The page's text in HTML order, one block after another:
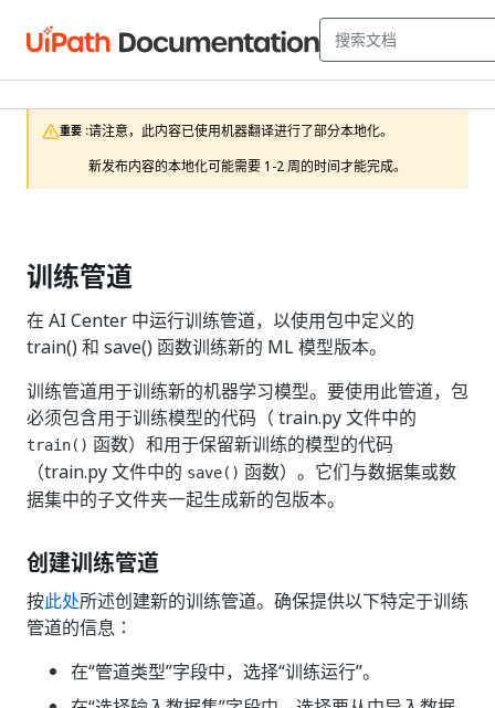
重要 :请注意，此内容已使用机器翻译进行了部分本地化。
新发布内容的本地化可能需要 1-2 周的时间才能完成。
训练管道
在 AI Center 中运行训练管道，以使用包中定义的
train() 和 save() 函数训练新的 ML 模型版本。
训练管道用于训练新的机器学习模型。要使用此管道，包
必须包含用于训练模型的代码（ train.py文件中的
train() 函数）和用于保留新训练的模型的代码
（train.py文件中的 save() 函数）。它们与数据集或数
据集中的子文件夹一起生成新的包版本。
创建训练管道
按此处所述创建新的训练管道。确保提供以下特定于训练
管道的信息：
在“管道类型”字段中，选择“训练运行”。